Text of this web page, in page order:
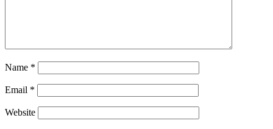
Name *
Email *
Website